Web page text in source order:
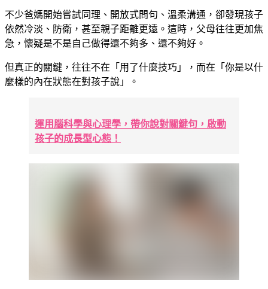
不少爸媽開始嘗試同理、開放式問句、溫柔溝通，卻發現孩子
依然冷淡、防衛，甚至親子距離更遠。這時，父母往往更加焦
急，懷疑是不是自己做得還不夠多、還不夠好。
但真正的關鍵，往往不在「用了什麼技巧」，而在「你是以什
麼樣的內在狀態在對孩子說」。
運用腦科學與心理學，帶你說對關鍵句，啟動
孩子的成長型心態！